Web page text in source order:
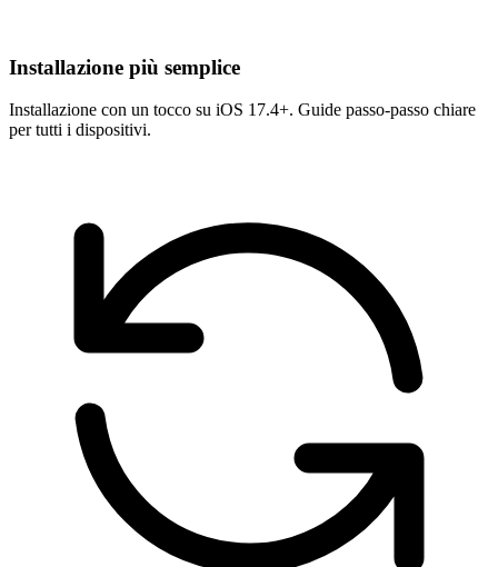
Installazione più semplice
Installazione con un tocco su iOS 17.4+. Guide passo-passo chiare
per tutti i dispositivi.